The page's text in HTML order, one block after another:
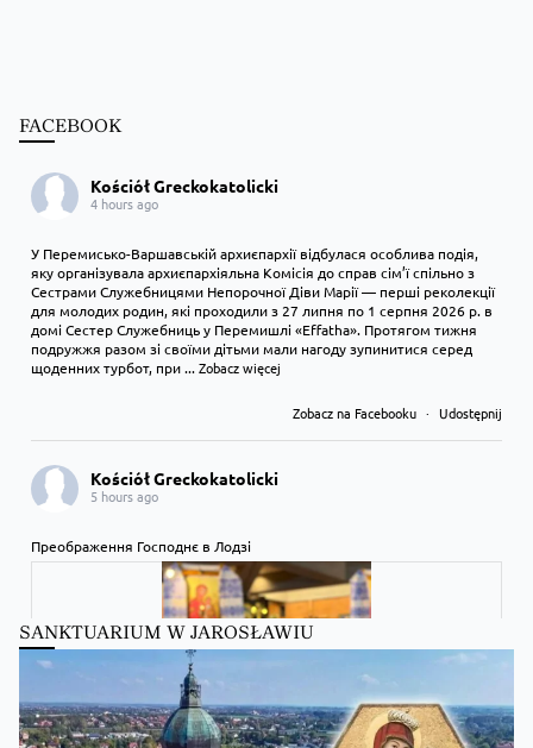
FACEBOOK
Kościół Greckokatolicki
4 hours ago
У Перемисько-Варшавській архиєпархії відбулася особлива подія,
яку організувала архиєпархіяльна Комісія до справ сім’ї спільно з
Сестрами Служебницями Непорочної Діви Марії — перші реколекції
для молодих родин, які проходили з 27 липня по 1 серпня 2026 р. в
домі Сестер Служебниць у Перемишлі «Effatha». Протягом тижня
подружжя разом зі своїми дітьми мали нагоду зупинитися серед
щоденних турбот, при...Zobacz więcej
Zobacz na Facebooku · Udostępnij
Kościół Greckokatolicki
5 hours ago
Преображення Господнє в Лодзі
SANKTUARIUM W JAROSŁAWIU